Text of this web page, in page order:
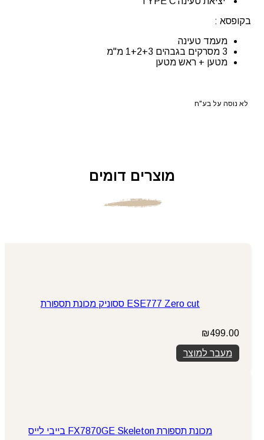
בקופסא :
מעמד טעינה
3 מסרקים בגבהים 1+2+3 מ"מ
מטען + ראש מטען
לא נוסה על בע"ח
מוצרים דומים
ESE777 Zero cut ססוניק מכונת תספורת
₪499.00
מעבר למוצר
מכונת תספורת FX7870GE Skeleton בייבי לייס